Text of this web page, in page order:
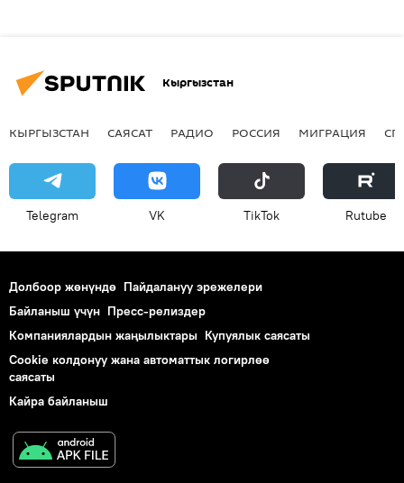
Кыргызстан
КЫРГЫЗСТАН САЯСАТ РАДИО РОССИЯ МИГРАЦИЯ
Telegram VK ТikТоk Rutube
Долбоор жөнүндө Пайдалануу эрежелери
Байланыш үчүн Пресс-релиздер
Компаниялардын жаңылыктары Купуялык саясаты
Cookie колдонуу жана автоматтык логирлөө
саясаты
Кайра байланыш